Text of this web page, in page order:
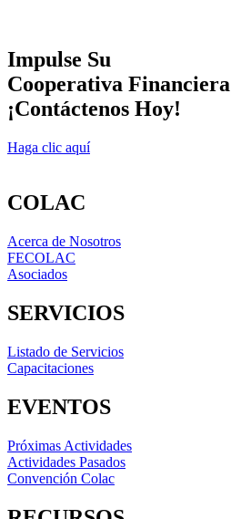
Impulse Su
Cooperativa Financiera
¡Contáctenos Hoy!
Haga clic aquí
COLAC
Acerca de Nosotros
FECOLAC
Asociados
SERVICIOS
Listado de Servicios
Capacitaciones
EVENTOS
Próximas Actividades
Actividades Pasados
Convención Colac